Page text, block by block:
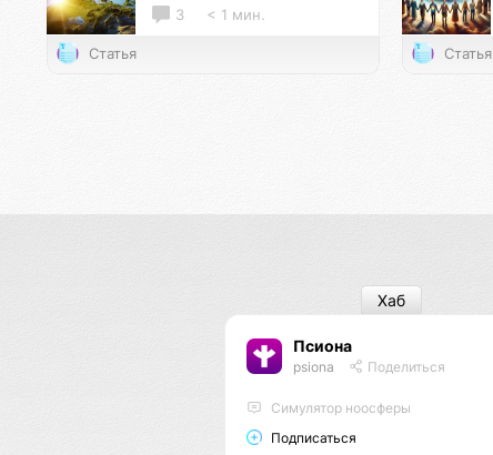
3 < 1 мин.
Статья Статья
Псиона
psiona Поделиться
Cимулятор ноосферы
Подписаться
Хаб